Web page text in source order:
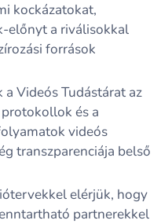
kockázatokat,
előnyt a riválisokkal
források
Videós Tudástárat az
és a
videós
transzparenciája belső
elérjük, hogy
partnerekkel